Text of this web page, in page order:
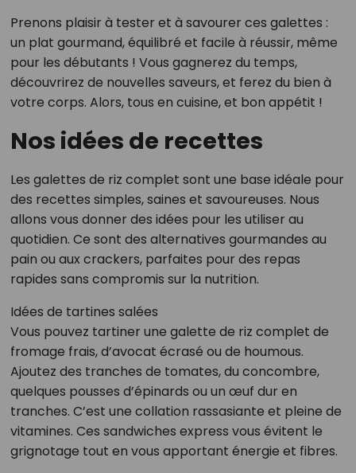
Prenons plaisir à tester et à savourer ces galettes :
un plat gourmand, équilibré et facile à réussir, même
pour les débutants ! Vous gagnerez du temps,
découvrirez de nouvelles saveurs, et ferez du bien à
votre corps. Alors, tous en cuisine, et bon appétit !
Nos idées de recettes
Les galettes de riz complet sont une base idéale pour
des recettes simples, saines et savoureuses. Nous
allons vous donner des idées pour les utiliser au
quotidien. Ce sont des alternatives gourmandes au
pain ou aux crackers, parfaites pour des repas
rapides sans compromis sur la nutrition.
Idées de tartines salées
Vous pouvez tartiner une galette de riz complet de
fromage frais, d’avocat écrasé ou de houmous.
Ajoutez des tranches de tomates, du concombre,
quelques pousses d’épinards ou un œuf dur en
tranches. C’est une collation rassasiante et pleine de
vitamines. Ces sandwiches express vous évitent le
grignotage tout en vous apportant énergie et fibres.